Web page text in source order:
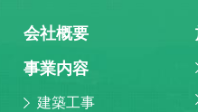
会社概要
事業内容
建築工事